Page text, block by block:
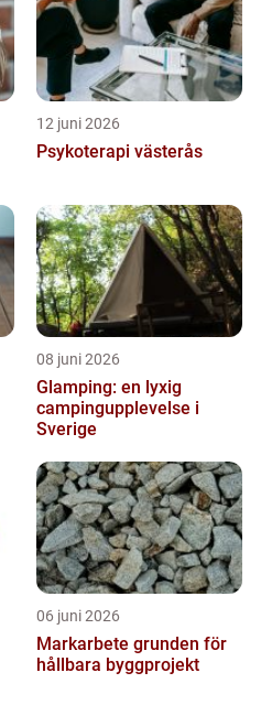
12 juni 2026
Psykoterapi västerås
08 juni 2026
Glamping: en lyxig
campingupplevelse i
Sverige
06 juni 2026
Markarbete grunden för
hållbara byggprojekt